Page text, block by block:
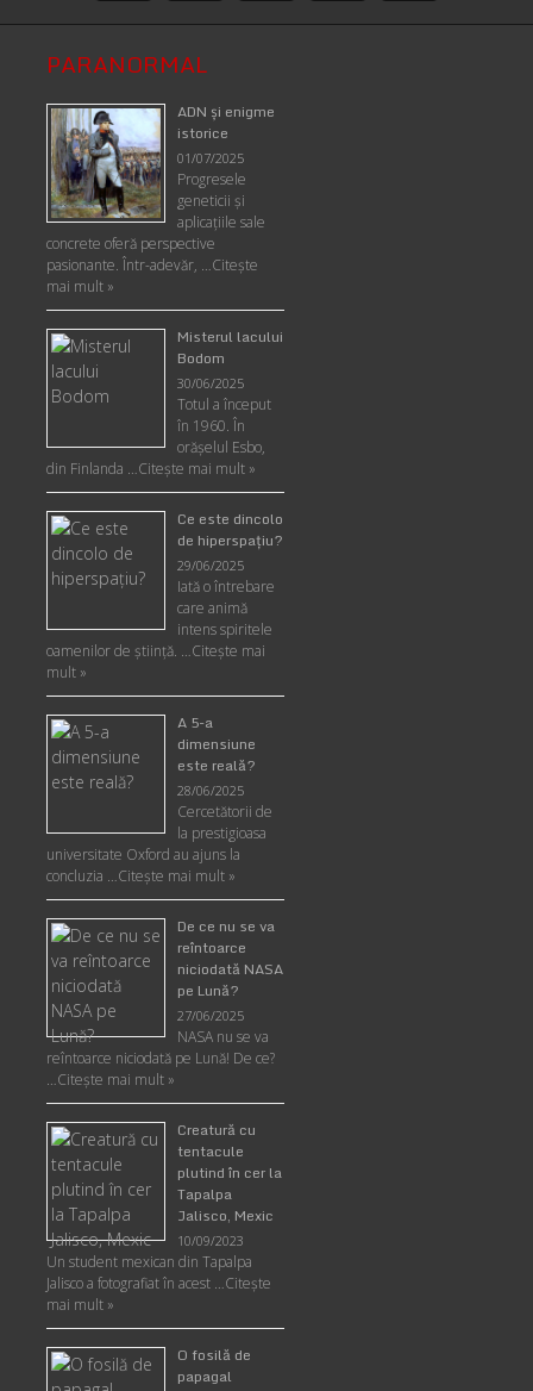
PARANORMAL
ADN şi enigme
istorice
01/07/2025
Progresele
geneticii şi
aplicaţiile sale
concrete oferă perspective
pasionante. Într-adevăr, …Citește
mai mult »
Misterul lacului
Bodom
30/06/2025
Totul a început
în 1960. În
orășelul Esbo,
din Finlanda …Citește mai mult »
Ce este dincolo
de hiperspaţiu?
29/06/2025
Iată o întrebare
care animă
intens spiritele
oamenilor de ştiinţă. …Citește mai
mult »
A 5-a
dimensiune
este reală?
28/06/2025
Cercetătorii de
la prestigioasa
universitate Oxford au ajuns la
concluzia …Citește mai mult »
De ce nu se va
reîntoarce
niciodată NASA
pe Lună?
27/06/2025
NASA nu se va
reîntoarce niciodată pe Lună! De ce?
…Citește mai mult »
Creatură cu
tentacule
plutind în cer la
Tapalpa
Jalisco, Mexic
10/09/2023
Un student mexican din Tapalpa
Jalisco a fotografiat în acest …Citește
mai mult »
O fosilă de
papagal